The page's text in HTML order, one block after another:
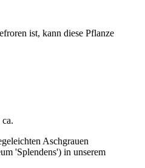
ist, kann diese Pflanze
Aschgrauen
'Splendens') in unserem